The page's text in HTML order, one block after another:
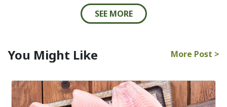
SEE MORE
You Might Like More Post >